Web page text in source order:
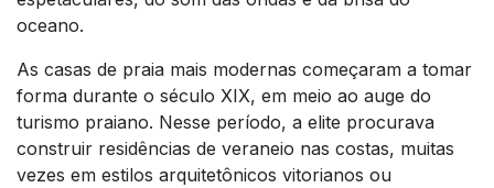
oceano.
As casas de praia mais modernas começaram a tomar
forma durante o século XIX, em meio ao auge do
turismo praiano. Nesse período, a elite procurava
construir residências de veraneio nas costas, muitas
vezes em estilos arquitetônicos vitorianos ou